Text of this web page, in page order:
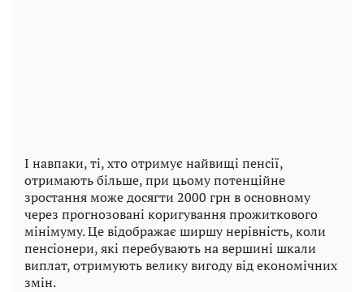
І навпаки, ті, хто отримує найвищі пенсії,
отримають більше, при цьому потенційне
зростання може досягти 2000 грн в основному
через прогнозовані коригування прожиткового
мінімуму. Це відображає ширшу нерівність, коли
пенсіонери, які перебувають на вершині шкали
виплат, отримують велику вигоду від економічних
змін.